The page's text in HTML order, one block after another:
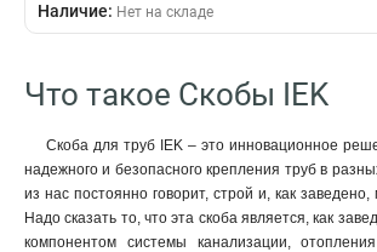
Наличие: Нет на складе
Что такое Скобы IEK
Скоба для труб IEK – это инновационное
надежного и безопасного крепления труб в
из нас постоянно говорит, строй и, как
Надо сказать то, что эта скоба является, как
компонентом системы канализации,